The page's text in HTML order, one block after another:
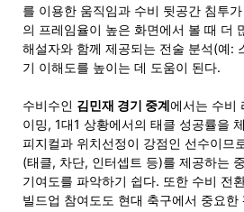
를 이용한 움직임과 수비 뒷공간 침투
의 프레임율이 높은 화면에서 볼 때 더
해설자와 함께 제공되는 전술 분석(예:
기 이해도를 높이는 데 도움이 된다.
수비수인 김민재 경기 중계에서는 수비
이밍, 1대1 상황에서의 태클 성공률을
피지컬과 위치선정이 강점인 선수이므
(태클, 차단, 인터셉트 등)를 제공하는
기여도를 파악하기 쉽다. 또한 수비 전
빌드업 참여도도 현대 축구에서 중요한